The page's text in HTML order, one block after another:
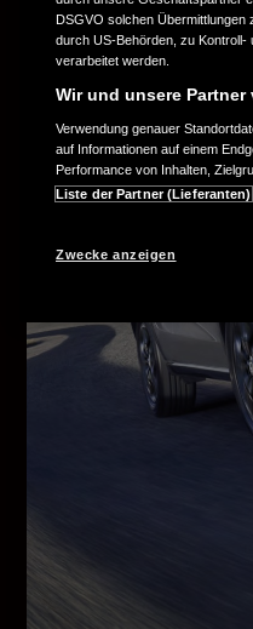
DSGVO solchen
durch US-Behörden, zu Kontroll-
verarbeitet werden.
Wir und unsere
Verwendung genauer
auf Informationen auf einem
Performance von Inhalten,
Liste der Partner (Lieferanten)
Zwecke anzeigen